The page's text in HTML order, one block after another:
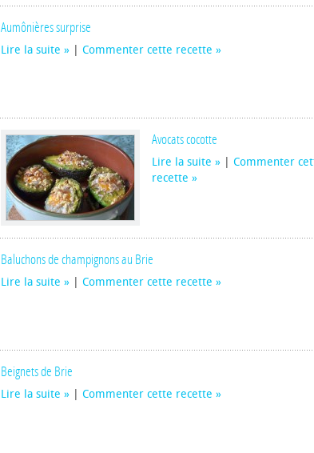
Aumônières surprise
Lire la suite Commenter cette recette
Avocats cocotte
Lire la suite
Commenter
recette
Baluchons de champignons au Brie
Lire la suite Commenter cette recette
Beignets de Brie
Lire la suite Commenter cette recette